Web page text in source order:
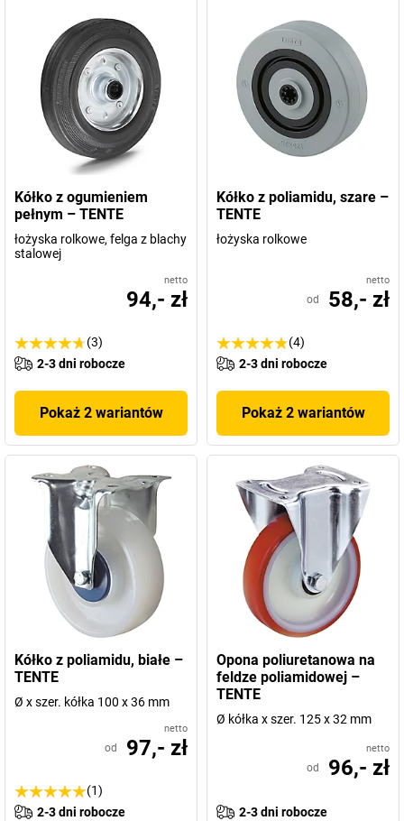
Kółko z ogumieniem
pełnym – TENTE
łożyska rolkowe, felga z blachy
stalowej
netto
94,- zł
(3)
2-3 dni robocze
Pokaż 2 wariantów
Kółko z poliamidu, szare –
TENTE
łożyska rolkowe
netto
od 58,- zł
(4)
2-3 dni robocze
Pokaż 2 wariantów
Kółko z poliamidu, białe –
TENTE
Ø x szer. kółka 100 x 36 mm
netto
od 97,- zł
(1)
2-3 dni robocze
Opona poliuretanowa na
feldze poliamidowej –
TENTE
Ø kółka x szer. 125 x 32 mm
netto
od 96,- zł
2-3 dni robocze